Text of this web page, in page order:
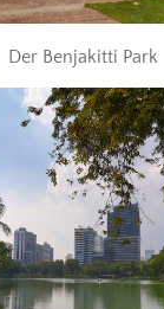
Der Benjakitti Park